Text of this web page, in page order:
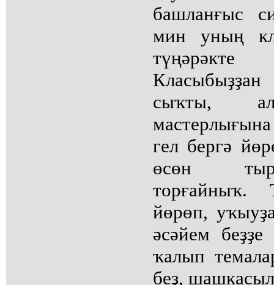
башланғыс
мин уның
сыҡты,
гел бергә
өсөн
йөрөп,
әсәйем
ҡалып
беҙ,